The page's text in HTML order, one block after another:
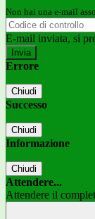
Non hai una e-mail
E-mail inviata, si
Errore
Chiudi
Successo
Chiudi
Informazione
Chiudi
Attendere...
Attendere il